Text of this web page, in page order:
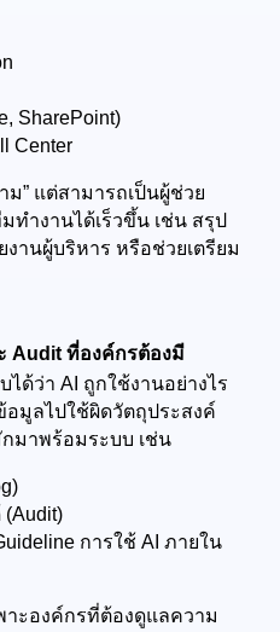
SharePoint)
Center
” แต่สามารถเป็นผู้ช่วย
ทำงานได้เร็วขึ้น เช่น สรุป
านผู้บริหาร หรือช่วยเตรียม
Audit ที่องค์กรต้องมี
ด้ว่า AI ถูกใช้งานอย่างไร
มูลไปใช้ผิดวัตถุประสงค์
กมาพร้อมระบบ เช่น
การใช้ AI ภายใน
ะองค์กรที่ต้องดูแลความ